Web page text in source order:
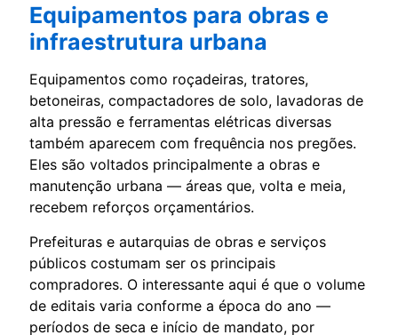
Equipamentos para obras e
infraestrutura urbana
Equipamentos como roçadeiras, tratores,
betoneiras, compactadores de solo, lavadoras de
alta pressão e ferramentas elétricas diversas
também aparecem com frequência nos pregões.
Eles são voltados principalmente a obras e
manutenção urbana — áreas que, volta e meia,
recebem reforços orçamentários.
Prefeituras e autarquias de obras e serviços
públicos costumam ser os principais
compradores. O interessante aqui é que o volume
de editais varia conforme a época do ano —
períodos de seca e início de mandato, por